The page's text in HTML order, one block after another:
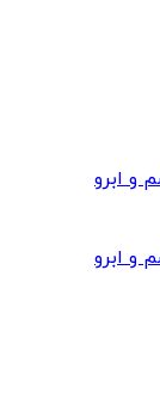
و ابرو
و ابرو